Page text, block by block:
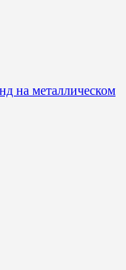
на металлическом